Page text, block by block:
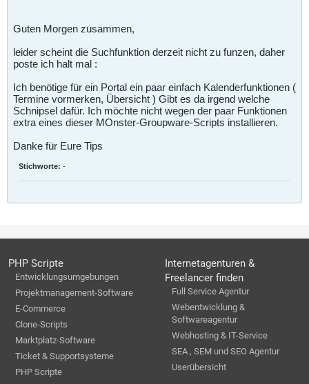
Guten Morgen zusammen,
leider scheint die Suchfunktion derzeit nicht zu funzen, daher
poste ich halt mal :
Ich benötige für ein Portal ein paar einfach Kalenderfunktionen (
Termine vormerken, Übersicht ) Gibt es da irgend welche
Schnipsel dafür. Ich möchte nicht wegen der paar Funktionen
extra eines dieser MOnster-Groupware-Scripts installieren.
Danke für Eure Tips
Stichworte: -
PHP Scripte
Entwicklungsumgebungen
Projektmanagement-Software
E-Commerce
Clone-Scripts
Marktplatz-Software
Ticket & Supportsysteme
PHP Scripte
Internetagenturen &
Freelancer finden
Full Service Agentur
Webentwicklung &
Softwareagentur
Webhosting & IT-Service
SEA , SEM und SEO Agentur
Userübersicht